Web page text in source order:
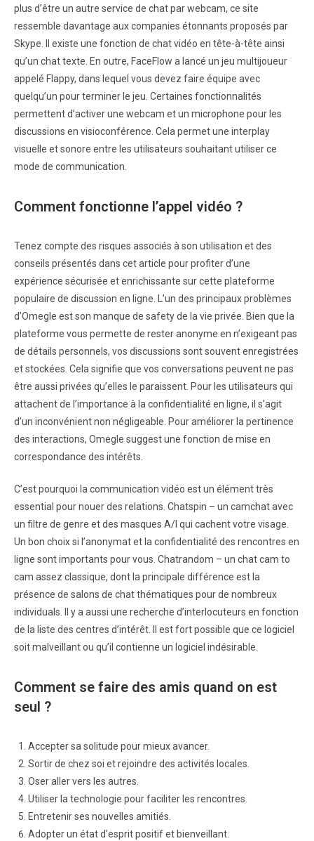
plus d’être un autre service de chat par webcam, ce site
ressemble davantage aux companies étonnants proposés par
Skype. Il existe une fonction de chat vidéo en tête-à-tête ainsi
qu’un chat texte. En outre, FaceFlow a lancé un jeu multijoueur
appelé Flappy, dans lequel vous devez faire équipe avec
quelqu’un pour terminer le jeu. Certaines fonctionnalités
permettent d’activer une webcam et un microphone pour les
discussions en visioconférence. Cela permet une interplay
visuelle et sonore entre les utilisateurs souhaitant utiliser ce
mode de communication.
Comment fonctionne l’appel vidéo ?
Tenez compte des risques associés à son utilisation et des
conseils présentés dans cet article pour profiter d’une
expérience sécurisée et enrichissante sur cette plateforme
populaire de discussion en ligne. L’un des principaux problèmes
d’Omegle est son manque de safety de la vie privée. Bien que la
plateforme vous permette de rester anonyme en n’exigeant pas
de détails personnels, vos discussions sont souvent enregistrées
et stockées. Cela signifie que vos conversations peuvent ne pas
être aussi privées qu’elles le paraissent. Pour les utilisateurs qui
attachent de l’importance à la confidentialité en ligne, il s’agit
d’un inconvénient non négligeable. Pour améliorer la pertinence
des interactions, Omegle suggest une fonction de mise en
correspondance des intérêts.
C’est pourquoi la communication vidéo est un élément très
essential pour nouer des relations. Chatspin – un camchat avec
un filtre de genre et des masques A/I qui cachent votre visage.
Un bon choix si l’anonymat et la confidentialité des rencontres en
ligne sont importants pour vous. Chatrandom – un chat cam to
cam assez classique, dont la principale différence est la
présence de salons de chat thématiques pour de nombreux
individuals. Il y a aussi une recherche d’interlocuteurs en fonction
de la liste des centres d’intérêt. Il est fort possible que ce logiciel
soit malveillant ou qu’il contienne un logiciel indésirable.
Comment se faire des amis quand on est
seul ?
Accepter sa solitude pour mieux avancer.
Sortir de chez soi et rejoindre des activités locales.
Oser aller vers les autres.
Utiliser la technologie pour faciliter les rencontres.
Entretenir ses nouvelles amitiés.
Adopter un état d'esprit positif et bienveillant.